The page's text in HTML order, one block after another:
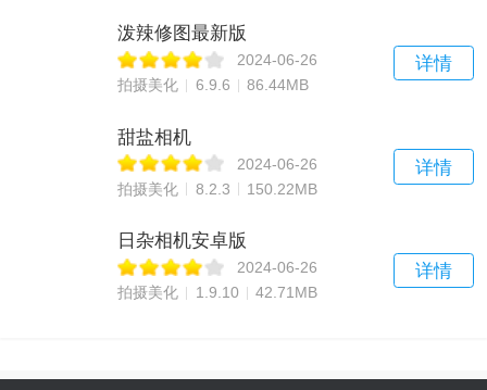
泼辣修图最新版
2024-06-26
拍摄美化
6.9.6 86.44MB
详情
甜盐相机
2024-06-26
拍摄美化
8.2.3 150.22MB
详情
日杂相机安卓版
2024-06-26
拍摄美化
1.9.10 42.71MB
详情